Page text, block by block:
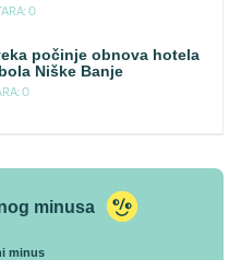
0
počinje obnova hotela
Niške Banje
0
minusa
minus